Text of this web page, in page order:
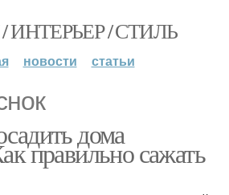
ИНТЕРЬЕР / СТИЛЬ
новости статьи
дома
правильно сажать